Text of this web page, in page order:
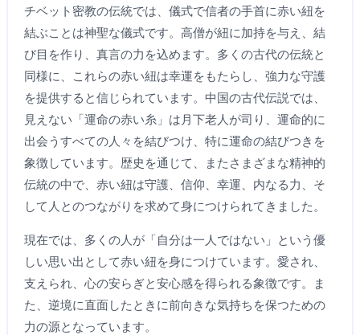
チベット密教の伝統では、儀式で信者の手首に赤い紐を
結ぶことは神聖な儀式です。高僧が紐に加持を与え、結
び目を作り、真言の力を込めます。多くの古代の伝統と
同様に、これらの赤い紐は幸運をもたらし、強力な守護
を提供すると信じられています。中国の古代伝説では、
見えない「運命の赤い糸」は月下老人が司り、運命的に
出会うすべての人々を結びつけ、特に運命の結びつきを
象徴しています。歴史を通じて、またさまざまな精神的
伝統の中で、赤い紐は守護、信仰、幸運、内なる力、そ
して人とのつながりを求めて身につけられてきました。
現在では、多くの人が「自分は一人ではない」という優
しい思い出として赤い紐を身につけています。愛され、
支えられ、心の安らぎと安心感を得られる象徴です。ま
た、逆境に直面したときに前向きな気持ちを保つための
力の源となっています。